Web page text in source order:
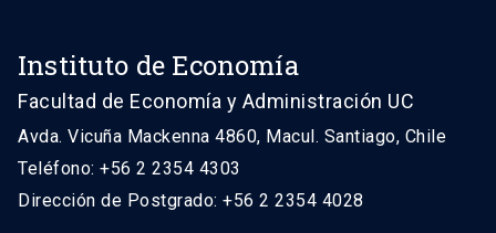
Instituto de Economía
Facultad de Economía y Administración UC
Avda. Vicuña Mackenna 4860, Macul. Santiago, Chile
Teléfono: +56 2 2354 4303
Dirección de Postgrado: +56 2 2354 4028